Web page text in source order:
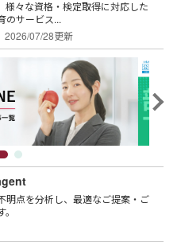
様々な資格・検定取得に対応した
のサービス...
2026/07/28更新
明点を分析し、最適なご提案・ご